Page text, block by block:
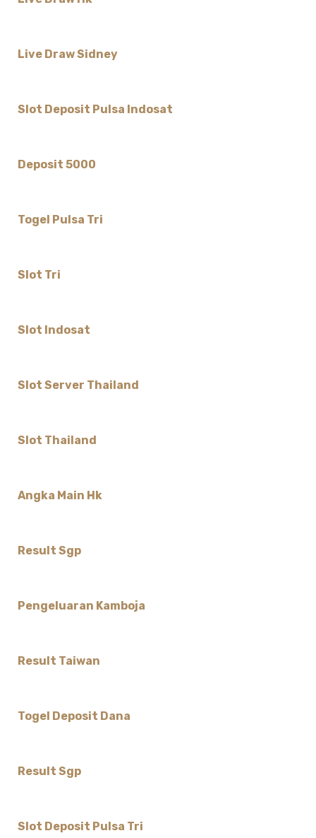
Live Draw Sidney
Slot Deposit Pulsa Indosat
Deposit 5000
Togel Pulsa Tri
Slot Tri
Slot Indosat
Slot Server Thailand
Slot Thailand
Angka Main Hk
Result Sgp
Pengeluaran Kamboja
Result Taiwan
Togel Deposit Dana
Result Sgp
Slot Deposit Pulsa Tri